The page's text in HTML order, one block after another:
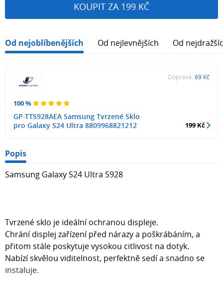
KOUPIT ZA 199 KČ
Od nejoblíbenějších Od nejlevnějších Od
100 %
GP-TTS928AEA Samsung Tvrzené Sklo
pro Galaxy S24 Ultra 8809968821212
Doprava: 69 Kč
199 Kč
Popis
Samsung Galaxy S24 Ultra S928
Tvrzené sklo je ideální ochranou displeje.
Chrání displej zařízení před nárazy a poškrábáním, a
přitom stále poskytuje vysokou citlivost na dotyk.
Nabízí skvělou viditelnost, perfektně sedí a snadno se
instaluje.